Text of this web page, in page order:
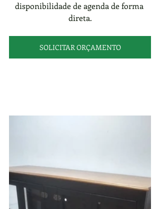
disponibilidade de agenda de forma
direta.
SOLICITAR ORÇAMENTO